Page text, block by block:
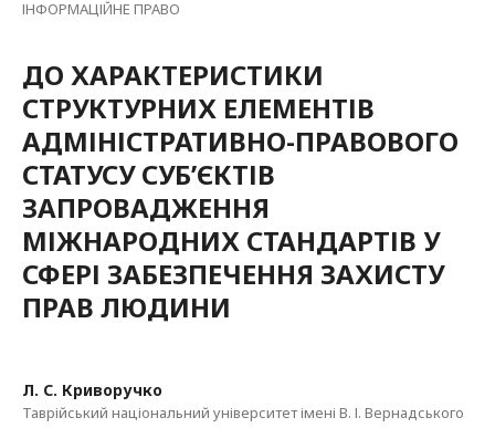
ІНФОРМАЦІЙНЕ ПРАВО
ДО ХАРАКТЕРИСТИКИ
СТРУКТУРНИХ ЕЛЕМЕНТІВ
АДМІНІСТРАТИВНО-ПРАВОВОГО
СТАТУСУ СУБ’ЄКТІВ
ЗАПРОВАДЖЕННЯ
МІЖНАРОДНИХ СТАНДАРТІВ У
СФЕРІ ЗАБЕЗПЕЧЕННЯ ЗАХИСТУ
ПРАВ ЛЮДИНИ
Л. С. Криворучко
Таврійський національний університет імені В. І. Вернадського